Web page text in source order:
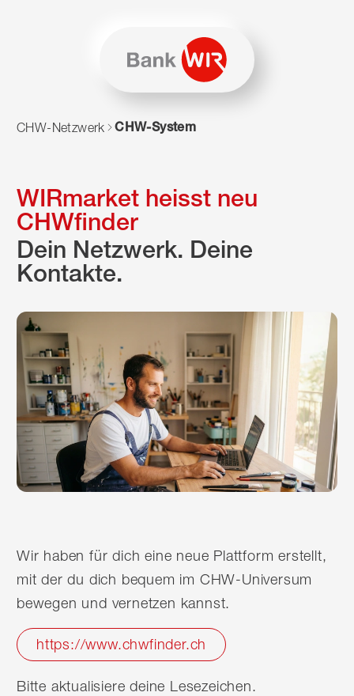
Zum Navigieren dieser Seite wird JavaScript benötigt.
CHW-Netzwerk CHW-System
WIRmarket heisst neu
CHWfinder
Dein Netzwerk. Deine
Kontakte.
Wir haben für dich eine neue Plattform erstellt,
mit der du dich bequem im CHW-Universum
bewegen und vernetzen kannst.
https://www.chwfinder.ch
Bitte aktualisiere deine Lesezeichen.